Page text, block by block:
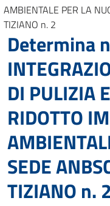
AMBIENTALE PER LA
TIZIANO n. 2
Determina
DI PULIZIA
RIDOTTO
SEDE
TIZIANO n. 2